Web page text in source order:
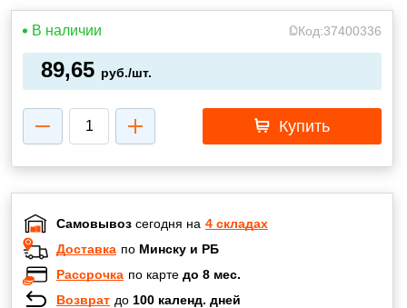
В наличии Код:37400336
89,65 руб./шт.
Купить
Самовывоз сегодня на 4 складах
Доставка по Минску и РБ
Рассрочка по карте до 8 мес.
Возврат до 100 календ. дней